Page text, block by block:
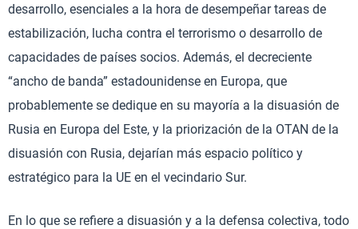
desarrollo, esenciales a la hora de desempeñar tareas de
estabilización, lucha contra el terrorismo o desarrollo de
capacidades de países socios. Además, el decreciente
“ancho de banda” estadounidense en Europa, que
probablemente se dedique en su mayoría a la disuasión de
Rusia en Europa del Este, y la priorización de la OTAN de la
disuasión con Rusia, dejarían más espacio político y
estratégico para la UE en el vecindario Sur.
En lo que se refiere a disuasión y a la defensa colectiva, todo